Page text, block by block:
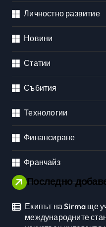
Личностно развитие
Новини
Статии
Събития
Технологии
Финансиране
Франчайз
Последно
Екипът на Sirma ще
международните